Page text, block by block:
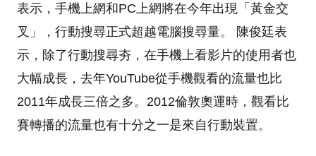
表示，手機上網和PC上網將在今年出現「黃金交
叉」，行動搜尋正式超越電腦搜尋量。 陳俊廷表
示，除了行動搜尋夯，在手機上看影片的使用者也
大幅成長，去年YouTube從手機觀看的流量也比
2011年成長三倍之多。2012倫敦奧運時，觀看比
賽轉播的流量也有十分之一是來自行動裝置。